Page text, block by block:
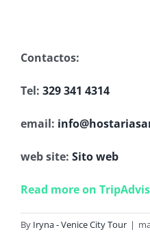
Contactos:
Tel: 329 341 4314
email:
web site: Sito web
Read more on
By Iryna - Venice City Tour |